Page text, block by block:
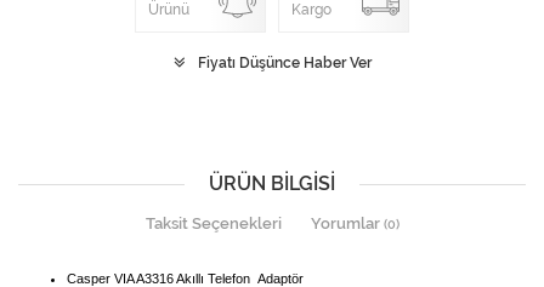
Ürünü Kargo
Fiyatı Düşünce Haber Ver
ÜRÜN BILGISI
Taksit Seçenekleri Yorumlar (0)
Casper VIA A3316 Akıllı Telefon Adaptör